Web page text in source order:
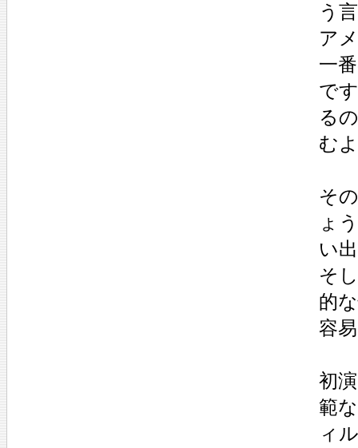
う
ア
一
で
る
む
そ
ょ
い
そ
的
容
初
範
ィ